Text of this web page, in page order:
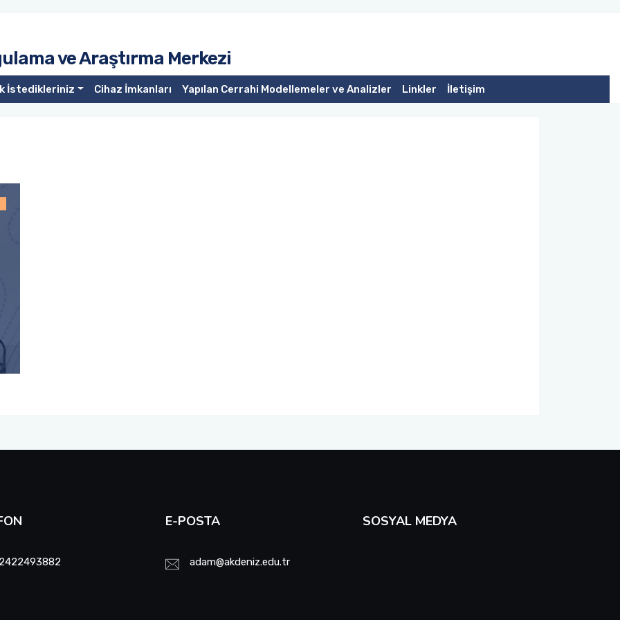
ve Araştırma Merkezi
İstedikleriniz Cihaz İmkanları Yapılan Cerrahi Modellemeler ve Analizler Linkler İletişim
E-POSTA
adam@akdeniz.edu.tr
SOSYAL MEDYA